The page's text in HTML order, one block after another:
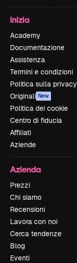
Inizia
Academy
Documentazione
Assistenza
Termini e condizioni
Politica sulla privacy
Originali New
Politica dei cookie
Centro di fiducia
Affiliati
Aziende
Azienda
Prezzi
Chi siamo
Recensioni
Lavora con noi
Cerca tendenze
Blog
Eventi